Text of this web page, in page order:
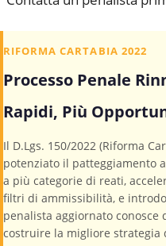
RIFORMA CARTABIA 2022
Processo Penale
Rapidi, Più
Il D.Lgs. 150/2022 (Riforma
potenziato il patteggiamento
a più categorie di reati,
filtri di ammissibilità, e
penalista aggiornato
costruire la migliore strategia